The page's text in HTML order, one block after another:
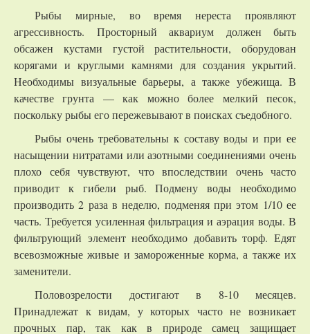
Рыбы мирные, во время нереста проявляют
агрессивность. Просторный аквариум должен быть
обсажен кустами густой растительности, оборудован
корягами и круглыми камнями для создания укрытий.
Необходимы визуальные барьеры, а также убежища. В
качестве грунта — как можно более мелкий песок,
поскольку рыбы его пережевывают в поисках съедобного.
Рыбы очень требовательны к составу воды и при ее
насыщении нитратами или азотными соединениями очень
плохо себя чувствуют, что впоследствии очень часто
приводит к гибели рыб. Подмену воды необходимо
производить 2 раза в неделю, подменяя при этом 1/10 ее
часть. Требуется усиленная фильтрация и аэрация воды. В
фильтрующий элемент необходимо добавить торф. Едят
всевозможные живые и замороженные корма, а также их
заменители.
Половозрелости достигают в 8-10 месяцев.
Принадлежат к видам, у которых часто не возникает
прочных пар, так как в природе самец защищает